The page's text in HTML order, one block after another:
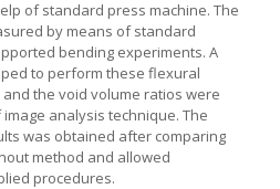
of standard press machine. The
by means of standard
bending experiments. A
to perform these flexural
the void volume ratios were
analysis technique. The
was obtained after comparing
method and allowed
procedures.